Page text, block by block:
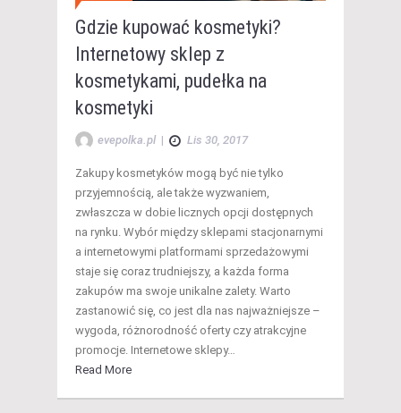
Gdzie kupować kosmetyki?
Internetowy sklep z
kosmetykami, pudełka na
kosmetyki
evepolka.pl | Lis 30, 2017
Zakupy kosmetyków mogą być nie tylko
przyjemnością, ale także wyzwaniem,
zwłaszcza w dobie licznych opcji dostępnych
na rynku. Wybór między sklepami stacjonarnymi
a internetowymi platformami sprzedażowymi
staje się coraz trudniejszy, a każda forma
zakupów ma swoje unikalne zalety. Warto
zastanowić się, co jest dla nas najważniejsze –
wygoda, różnorodność oferty czy atrakcyjne
promocje. Internetowe sklepy…
Read More